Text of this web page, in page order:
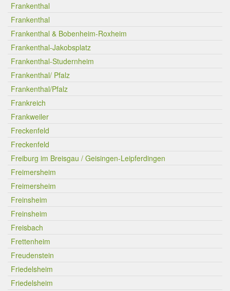
Frankenthal
Frankenthal
Frankenthal & Bobenheim-Roxheim
Frankenthal-Jakobsplatz
Frankenthal-Studernheim
Frankenthal/ Pfalz
Frankenthal/Pfalz
Frankreich
Frankweiler
Freckenfeld
Freckenfeld
Freiburg im Breisgau / Geisingen-Leipferdingen
Freimersheim
Freimersheim
Freinsheim
Freinsheim
Freisbach
Frettenheim
Freudenstein
Friedelsheim
Friedelsheim